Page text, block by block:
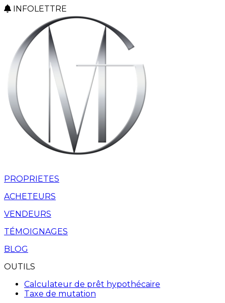
INFOLETTRE
PROPRIETES
ACHETEURS
VENDEURS
TÉMOIGNAGES
BLOG
OUTILS
Calculateur de prêt hypothécaire
Taxe de mutation